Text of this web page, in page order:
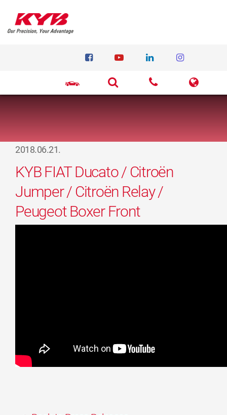
2018.06.21.
KYB FIAT Ducato / Citroën
Jumper / Citroën Relay /
Peugeot Boxer Front